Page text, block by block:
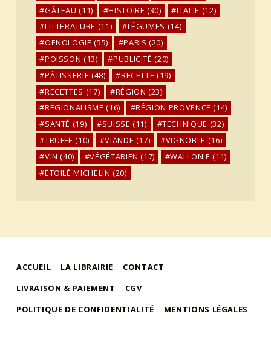
GÂTEAU (11) HISTOIRE (30) ITALIE (12)
LITTÉRATURE (11) LÉGUMES (14)
OENOLOGIE (55) PARIS (20)
POISSON (13) PUBLICITÉ (20)
PÂTISSERIE (48) RECETTE (19)
RECETTES (17) RÉGION (23)
RÉGIONALISME (16) RÉGION PROVENCE (14)
SANTÉ (19) SUISSE (11) TECHNIQUE (32)
TRUFFE (10) VIANDE (17) VIGNOBLE (16)
VIN (40) VÉGÉTARIEN (17) WALLONIE (11)
ÉTOILÉ MICHELIN (20)
ACCUEIL LA LIBRAIRIE
CONTACT
LIVRAISON & PAIEMENT
CGV
POLITIQUE DE CONFIDENTIALITÉ
MENTIONS LÉGALES